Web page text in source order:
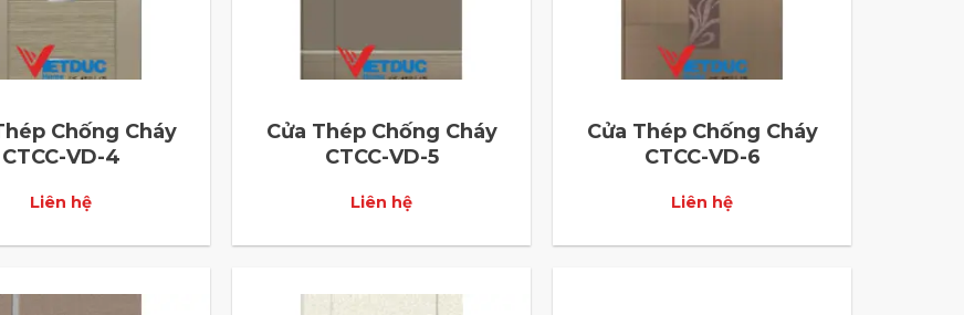
Chống Cháy
CTCC-VD-4
Liên hệ
Cửa Thép Chống Cháy
CTCC-VD-5
Liên hệ
Cửa Thép Chống Cháy
CTCC-VD-6
Liên hệ